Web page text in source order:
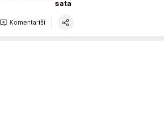
sata
Komentariši